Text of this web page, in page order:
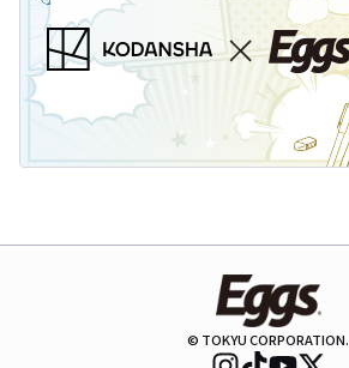
© TOKYU CORPORATION.